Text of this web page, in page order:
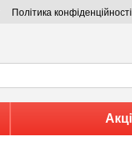
Політика конфіденційності